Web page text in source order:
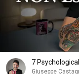
7
Giuseppe